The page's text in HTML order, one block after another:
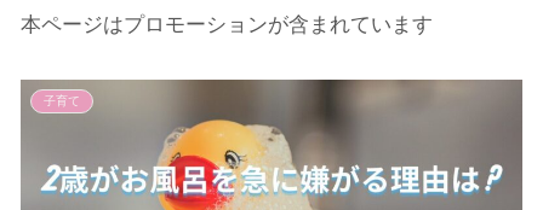
本ページはプロモーションが含まれています
子育て